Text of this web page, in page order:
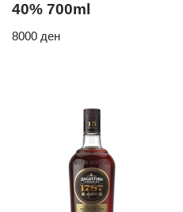
40% 700ml
8000 ден